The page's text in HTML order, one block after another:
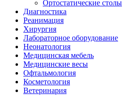
Ортостатические столы
Диагностика
Реанимация
Хирургия
Лабораторное оборудование
Неонатология
Медицинская мебель
Медицинские весы
Офтальмология
Косметология
Ветеринария